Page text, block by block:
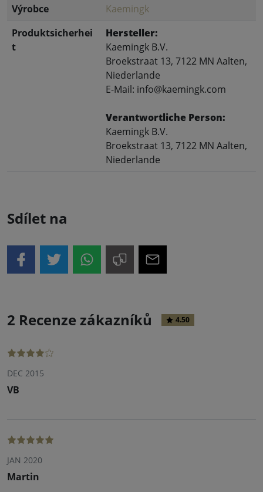
Výrobce
Kaemingk
Produktsicherhei
t
Hersteller:
Kaemingk B.V.
Broekstraat 13, 7122 MN Aalten,
Niederlande
E-Mail: info@kaemingk.com
Verantwortliche Person:
Kaemingk B.V.
Broekstraat 13, 7122 MN Aalten,
Niederlande
Sdílet na
2 Recenze zákazníků 4.50
DEC 2015
VB
JAN 2020
Martin